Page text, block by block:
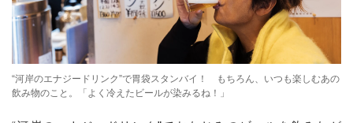
“河岸のエナジードリンク”で胃袋スタンバイ！ もちろん、いつも楽しむあの
飲み物のこと。「よく冷えたビールが染みるね！」